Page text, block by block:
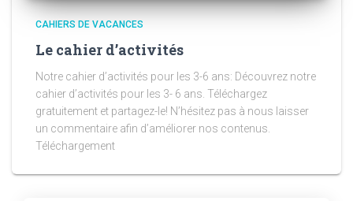
CAHIERS DE VACANCES
Le cahier d’activités
Notre cahier d’activités pour les 3-6 ans: Découvrez notre
cahier d’activités pour les 3- 6 ans. Téléchargez
gratuitement et partagez-le! N’hésitez pas à nous laisser
un commentaire afin d’améliorer nos contenus.
Téléchargement